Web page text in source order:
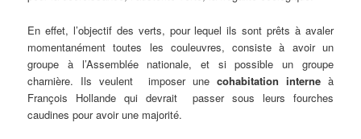
En effet, l’objectif des verts, pour lequel ils sont prêts à avaler
momentanément toutes les couleuvres, consiste à avoir un
groupe à l’Assemblée nationale, et si possible un groupe
charnière. Ils veulent imposer une cohabitation interneà
François Hollande qui devrait passer sous leurs fourches
caudines pour avoir une majorité.